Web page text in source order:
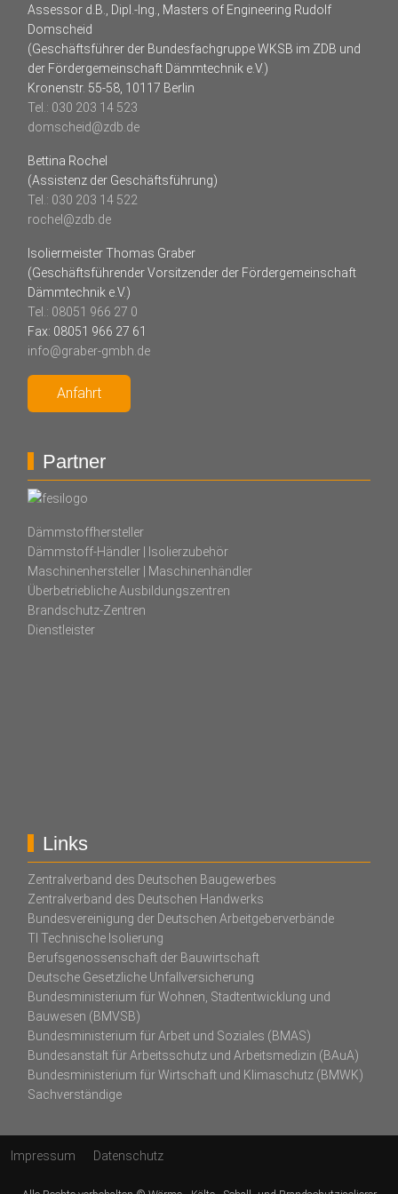
Assessor d.B., Dipl.-Ing., Masters of Engineering Rudolf
Domscheid
(Geschäftsführer der Bundesfachgruppe WKSB im ZDB und
der Fördergemeinschaft Dämmtechnik e.V.)
Kronenstr. 55-58, 10117 Berlin
Tel.: 030 203 14 523
domscheid@zdb.de
Bettina Rochel
(Assistenz der Geschäftsführung)
Tel.: 030 203 14 522
rochel@zdb.de
Isoliermeister Thomas Graber
(Geschäftsführender Vorsitzender der Fördergemeinschaft
Dämmtechnik e.V.)
Tel.: 08051 966 27 0
Fax: 08051 966 27 61
info@graber-gmbh.de
Anfahrt
Partner
Dämmstoffhersteller
Dämmstoff-Händler | Isolierzubehör
Maschinenhersteller | Maschinenhändler
Überbetriebliche Ausbildungszentren
Brandschutz-Zentren
Dienstleister
Links
Zentralverband des Deutschen Baugewerbes
Zentralverband des Deutschen Handwerks
Bundesvereinigung der Deutschen Arbeitgeberverbände
TI Technische Isolierung
Berufsgenossenschaft der Bauwirtschaft
Deutsche Gesetzliche Unfallversicherung
Bundesministerium für Wohnen, Stadtentwicklung und
Bauwesen (BMVSB)
Bundesministerium für Arbeit und Soziales (BMAS)
Bundesanstalt für Arbeitsschutz und Arbeitsmedizin (BAuA)
Bundesministerium für Wirtschaft und Klimaschutz (BMWK)
Sachverständige
Impressum Datenschutz